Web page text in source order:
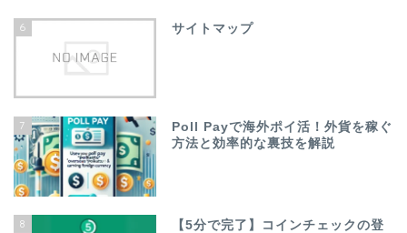
6 サイトマップ
7
Poll Payで海外ポイ活！外貨を稼ぐ
方法と効率的な裏技を解説
8
【5分で完了】コインチェックの登